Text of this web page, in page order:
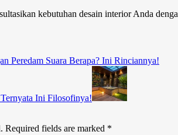
kebutuhan desain interior Anda
Peredam Suara Berapa? Ini Rinciannya!
Ini Filosofinya!
Required fields are marked *